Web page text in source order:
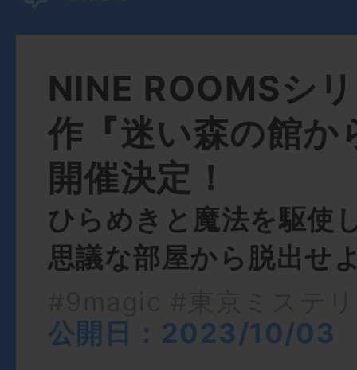
NINE ROOMSシ
作『迷い森の館か
開催決定！
ひらめきと魔法を駆使
思議な部屋から脱出せ
公開日：2023/10/03